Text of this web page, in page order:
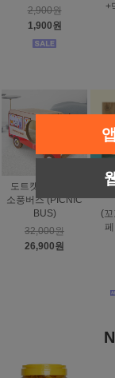
2,900원
1,900원
+
도트캣 스크래처
소풍버스 (PICNIC
BUS)
32,000원
26,900원
(